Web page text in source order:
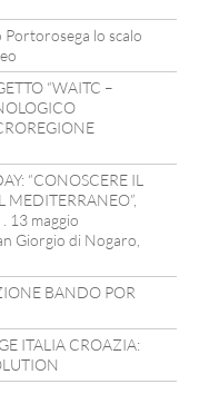
lo scalo
“WAITC –
“CONOSCERE IL
MEDITERRANEO”,
13 maggio
Giorgio di Nogaro,
BANDO POR
ITALIA CROAZIA: